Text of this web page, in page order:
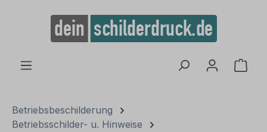
springen
Betriebsbeschilderung
Betriebsschilder- u. Hinweise